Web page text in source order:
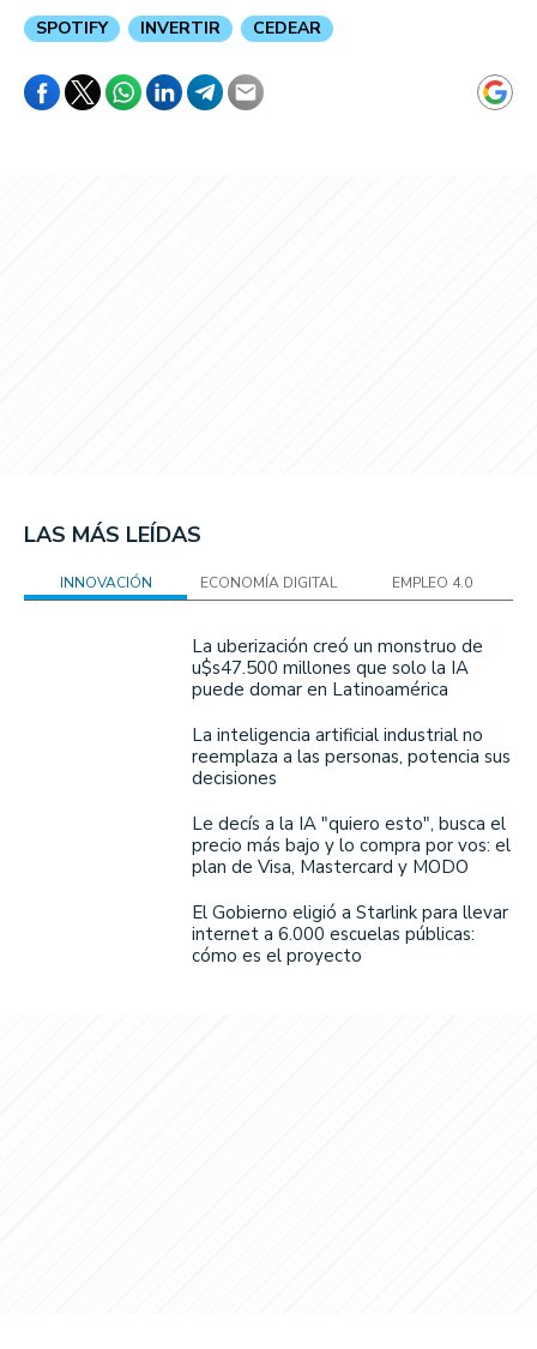
SPOTIFY INVERTIR CEDEAR
LAS MÁS LEÍDAS
INNOVACIÓN ECONOMÍA DIGITAL EMPLEO 4.0
La uberización creó un monstruo de
u$s47.500 millones que solo la IA
puede domar en Latinoamérica
La inteligencia artificial industrial no
reemplaza a las personas, potencia sus
decisiones
Le decís a la IA "quiero esto", busca el
precio más bajo y lo compra por vos: el
plan de Visa, Mastercard y MODO
El Gobierno eligió a Starlink para llevar
internet a 6.000 escuelas públicas:
cómo es el proyecto